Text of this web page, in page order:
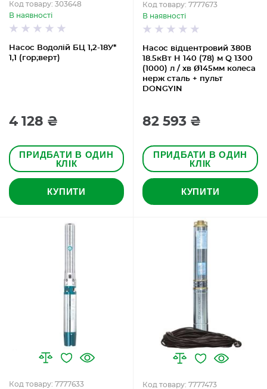
Насос Водолій БЦ 1,2-18У*
1,1 (гор;верт)
Код товару: 303648
В наявності
4 128 ₴
ПРИДБАТИ В ОДИН
КЛІК
КУПИТИ
Насос відцентровий 380В
18.5кВт H 140 (78) м Q 1300
(1000) л / хв Ø145мм колеса
нерж сталь + пульт
DONGYIN
Код товару: 7777673
В наявності
82 593 ₴
ПРИДБАТИ В ОДИН
КЛІК
КУПИТИ
Код товару: 7777633
Код товару: 7777473